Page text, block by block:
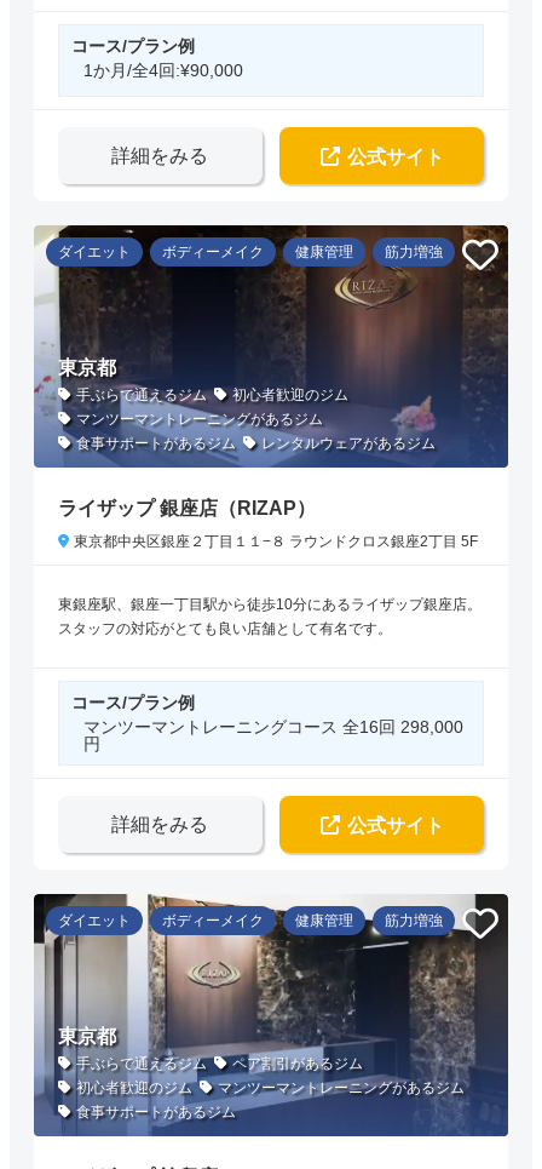
コース/プラン例
1か月/全4回:¥90,000
詳細をみる 公式サイト
ダイエット ボディーメイク 健康管理 筋力増強
東京都
手ぶらで通えるジム
初心者歓迎のジム
マンツーマントレーニングがあるジム
食事サポートがあるジム
レンタルウェアがあるジム
ライザップ 銀座店（RIZAP）
東京都中央区銀座２丁目１１−８ ラウンドクロス銀座2丁目 5F
東銀座駅、銀座一丁目駅から徒歩10分にあるライザップ銀座店。
スタッフの対応がとても良い店舗として有名です。
コース/プラン例
マンツーマントレーニングコース 全16回 298,000
円
詳細をみる 公式サイト
ダイエット ボディーメイク 健康管理 筋力増強
東京都
手ぶらで通えるジム
ペア割引があるジム
初心者歓迎のジム
マンツーマントレーニングがあるジム
食事サポートがあるジム